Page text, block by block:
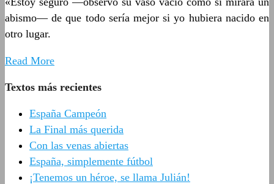
abismo— de que todo sería mejor si yo hubiera nacido en
otro lugar.
Read More
Textos más recientes
España Campeón
La Final más querida
Con las venas abiertas
España, simplemente fútbol
¡Tenemos un héroe, se llama Julián!